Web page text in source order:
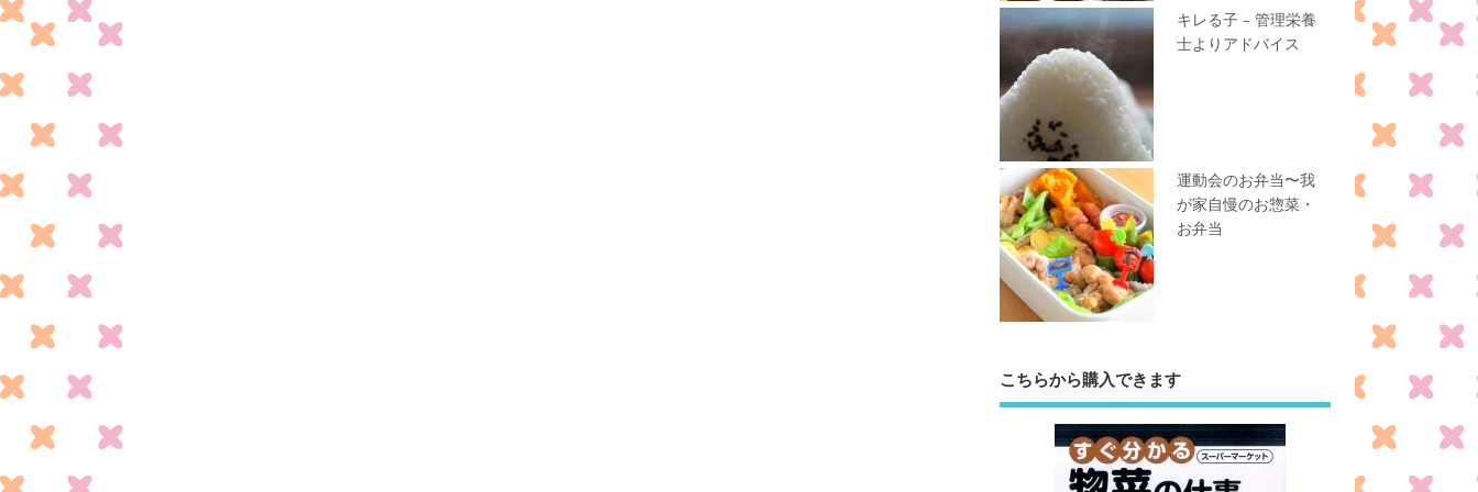
キレる子 – 管理栄養
士よりアドバイス
運動会のお弁当〜我
が家自慢のお惣菜・
お弁当
こちらから購入できます